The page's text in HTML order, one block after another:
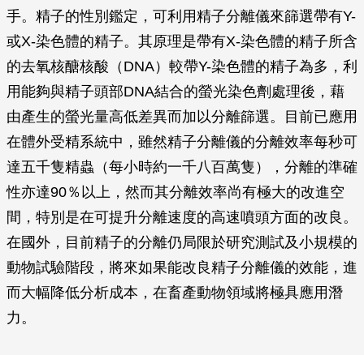
手。精子的性別鑑定，可利用精子分離儀來篩選帶有Y-
或X-染色體的精子。其原理是帶有X-染色體的精子所含
的去氧核醣核酸（DNA）較帶Y-染色體的精子為多，利
用能夠與精子頭部DNA結合的螢光染色劑處理後，藉
由產生的螢光量高低差異而加以分離篩選。目前已應用
在體外受精系統中，雖然精子分離儀的分離效率每秒可
達五千隻精蟲（每小時約一千八百萬隻），分離的準確
性亦達90％以上，然而其分離效率尚有極大的改進空
間，特別是在可提升分離速度的高速噴頭方面的改良。
在國外，目前精子的分離仍局限於研究測試及小規模的
動物試驗階段，將來如果能改良精子分離儀的效能，進
而大幅降低分析成本，在畜產動物領域將極具應用潛
力。